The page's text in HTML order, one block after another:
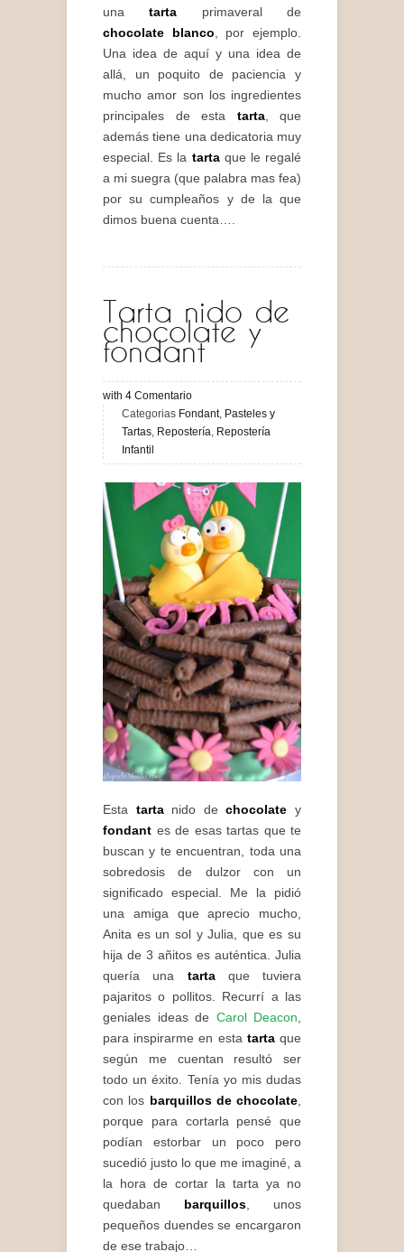
unatarta primaveral de
chocolate blanco, por ejemplo.
Una idea de aquí y una idea de
allá, un poquito de paciencia y
mucho amor son los ingredientes
principales de esta tarta, que
además tiene una dedicatoria muy
especial. Es la tartaque le regalé
a mi suegra (que palabra mas fea)
por su cumpleaños y de la que
dimos buena cuenta….
Tarta nido de
chocolate y
fondant
with 4 Comentario
Categorias Fondant, Pasteles y
Tartas, Repostería, Repostería
Infantil
Esta tartanido dechocolate y
fondant es de esas tartas que te
buscan y te encuentran, toda una
sobredosis de dulzor con un
significado especial. Me la pidió
una amiga que aprecio mucho,
Anita es un sol y Julia, que es su
hija de 3 añitos es auténtica. Julia
quería una tartaque tuviera
pajaritos o pollitos. Recurrí a las
geniales ideas de Carol Deacon
para inspirarme en esta tartaque
según me cuentan resultó ser
todo un éxito. Tenía yo mis dudas
con los barquillos de chocolate
porque para cortarla pensé que
podían estorbar un poco pero
sucedió justo lo que me imaginé, a
la hora de cortar la tarta ya no
quedaban barquillos , unos
pequeños duendes se encargaron
de ese trabajo…